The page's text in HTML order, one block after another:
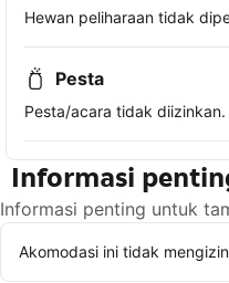
Hewan peliharaan tidak
Pesta
Pesta/acara tidak diizinkan.
Informasi
Informasi penting untuk
Akomodasi ini tidak